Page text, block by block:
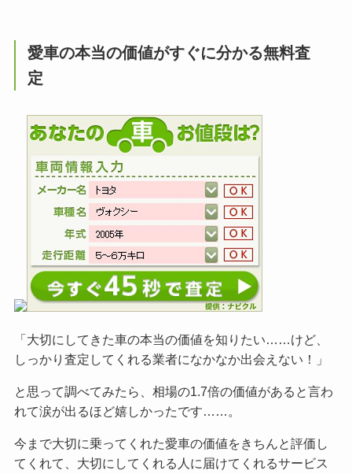
愛車の本当の価値がすぐに分かる無料査
定
「大切にしてきた車の本当の価値を知りたい……けど、
しっかり査定してくれる業者になかなか出会えない！」
と思って調べてみたら、相場の1.7倍の価値があると言わ
れて涙が出るほど嬉しかったです……。
今まで大切に乗ってくれた愛車の価値をきちんと評価し
てくれて、大切にしてくれる人に届けてくれるサービス